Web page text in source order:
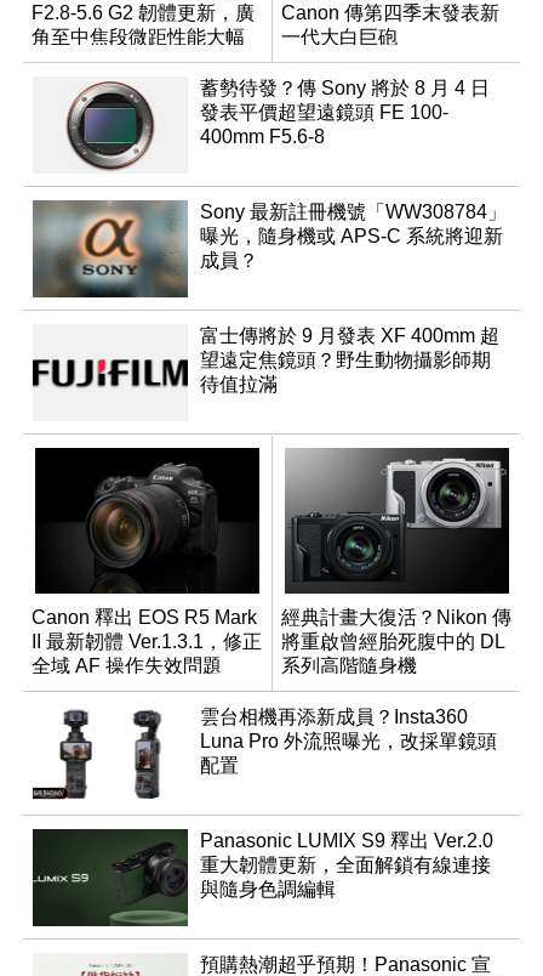
F2.8-5.6 G2 韌體更新，廣
角至中焦段微距性能大幅
升級
Canon 傳第四季末發表新
一代大白巨砲
蓄勢待發？傳 Sony 將於 8 月 4 日
發表平價超望遠鏡頭 FE 100-
400mm F5.6-8
Sony 最新註冊機號「WW308784」
曝光，隨身機或 APS-C 系統將迎新
成員？
富士傳將於 9 月發表 XF 400mm 超
望遠定焦鏡頭？野生動物攝影師期
待值拉滿
Canon 釋出 EOS R5 Mark
II 最新韌體 Ver.1.3.1，修正
全域 AF 操作失效問題
經典計畫大復活？Nikon 傳
將重啟曾經胎死腹中的 DL
系列高階隨身機
雲台相機再添新成員？Insta360
Luna Pro 外流照曝光，改採單鏡頭
配置
Panasonic LUMIX S9 釋出 Ver.2.0
重大韌體更新，全面解鎖有線連接
與隨身色調編輯
預購熱潮超乎預期！Panasonic 宣